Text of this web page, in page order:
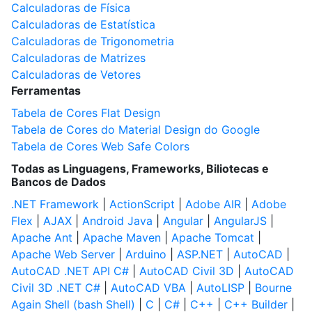
Calculadoras de Física
Calculadoras de Estatística
Calculadoras de Trigonometria
Calculadoras de Matrizes
Calculadoras de Vetores
Ferramentas
Tabela de Cores Flat Design
Tabela de Cores do Material Design do Google
Tabela de Cores Web Safe Colors
Todas as Linguagens, Frameworks, Biliotecas e
Bancos de Dados
.NET Framework
ActionScript Adobe AIR
Adobe
Flex
AJAX Android Java Angular AngularJS
Apache Ant
Apache Maven Apache Tomcat
Apache Web Server
Arduino ASP.NET AutoCAD
AutoCAD .NET API C#
AutoCAD Civil 3D
AutoCAD
Civil 3D .NET C#
AutoCAD VBA AutoLISP
Bourne
Again Shell (bash Shell)
C C# C++ C++ Builder